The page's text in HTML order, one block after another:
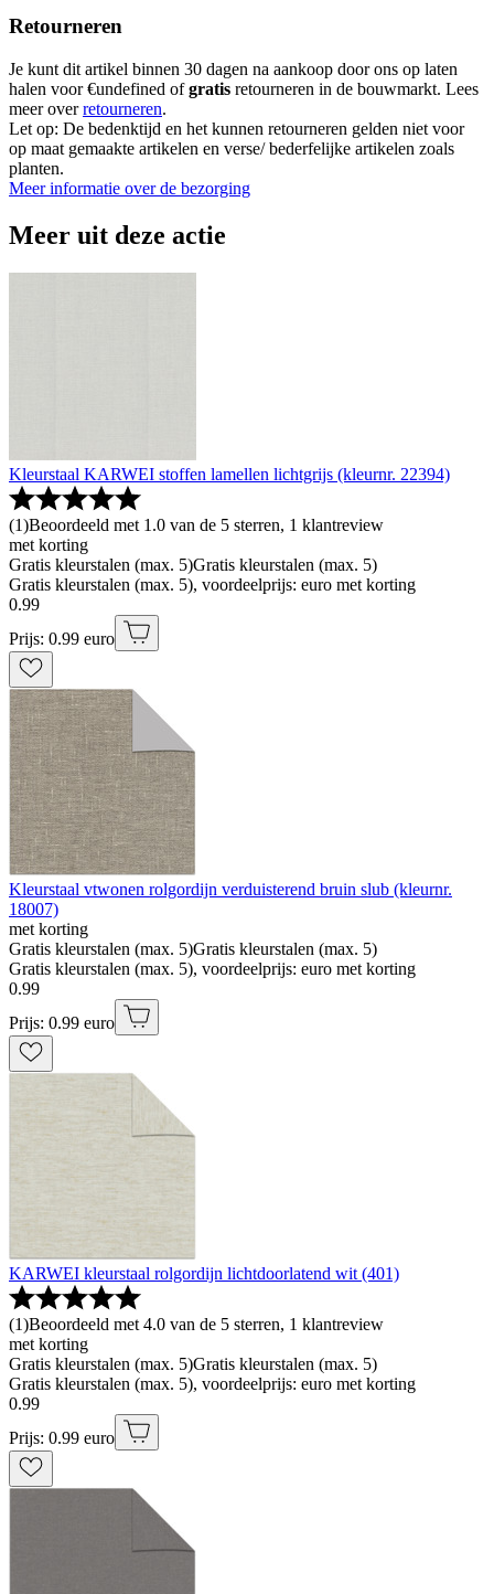
Retourneren
Je kunt dit artikel binnen 30 dagen na aankoop door ons op laten
halen voor €undefined ofgratis retourneren in de bouwmarkt. Lees
meer overretourneren.
Let op: De bedenktijd en het kunnen retourneren gelden niet voor
op maat gemaakte artikelen en verse/ bederfelijke artikelen zoals
planten.
Meer informatie over de bezorging
Meer uit deze actie
Kleurstaal KARWEI stoffen lamellen lichtgrijs (kleurnr. 22394)
(1)Beoordeeld met 1.0 van de 5 sterren, 1 klantreview
met korting
Gratis kleurstalen (max. 5)Gratis kleurstalen (max. 5)
Gratis kleurstalen (max. 5), voordeelprijs: euro met korting
0.99
Prijs: 0.99 euro
Kleurstaal vtwonen rolgordijn verduisterend bruin slub (kleurnr.
18007)
met korting
Gratis kleurstalen (max. 5)Gratis kleurstalen (max. 5)
Gratis kleurstalen (max. 5), voordeelprijs: euro met korting
0.99
Prijs: 0.99 euro
KARWEI kleurstaal rolgordijn lichtdoorlatend wit (401)
(1)Beoordeeld met 4.0 van de 5 sterren, 1 klantreview
met korting
Gratis kleurstalen (max. 5)Gratis kleurstalen (max. 5)
Gratis kleurstalen (max. 5), voordeelprijs: euro met korting
0.99
Prijs: 0.99 euro